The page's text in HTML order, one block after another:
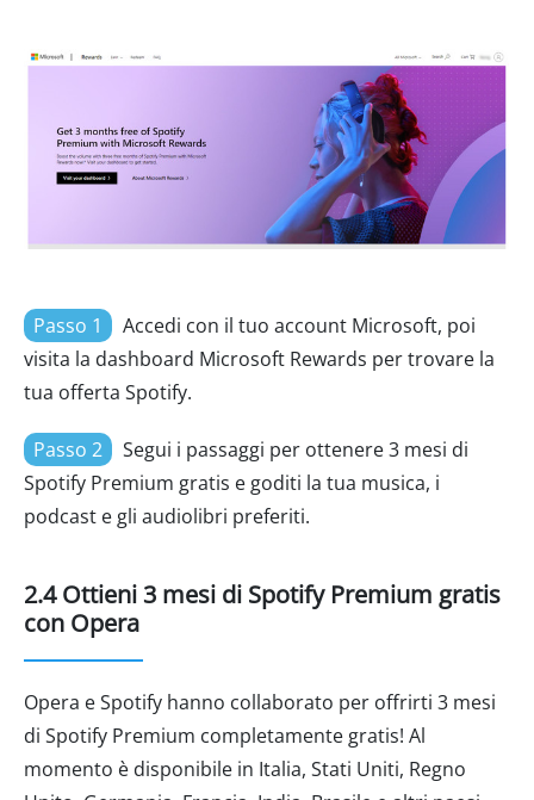
Passo 1
Accedi con il tuo account Microsoft, poi
visita la dashboard Microsoft Rewards per trovare la
tua offerta Spotify.
Passo 2
Segui i passaggi per ottenere 3 mesi di
Spotify Premium gratis e goditi la tua musica, i
podcast e gli audiolibri preferiti.
2.4 Ottieni 3 mesi di Spotify Premium gratis
con Opera
Opera e Spotify hanno collaborato per offrirti 3 mesi
di Spotify Premium completamente gratis! Al
momento è disponibile in Italia, Stati Uniti, Regno